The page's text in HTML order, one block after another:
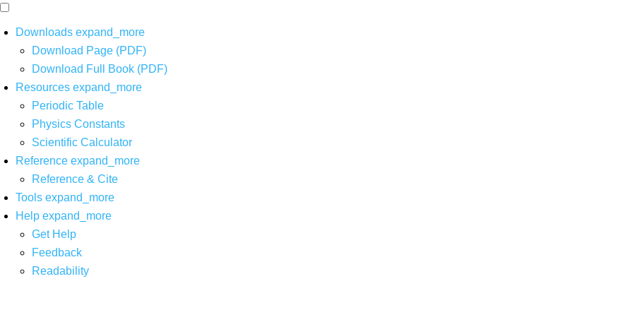
Downloads expand_more
Download Page (PDF)
Download Full Book (PDF)
Resources expand_more
Periodic Table
Physics Constants
Scientific Calculator
Reference expand_more
Reference & Cite
Tools expand_more
Help expand_more
Get Help
Feedback
Readability